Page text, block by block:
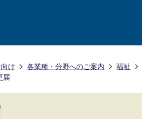
け 各業種・分野へのご案内 福祉
届